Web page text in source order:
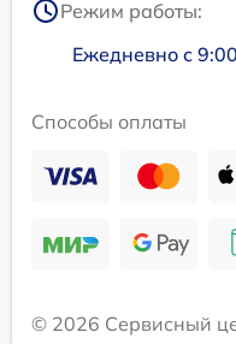
Режим работы:
Ежедневно с
Способы оплаты
© 2026 Сервисный